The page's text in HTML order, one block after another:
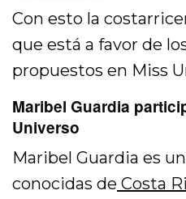
Con esto la
que está a favor de
propuestos en Miss
Maribel Guardia
Universo
Maribel Guardia es
conocidas de Costa